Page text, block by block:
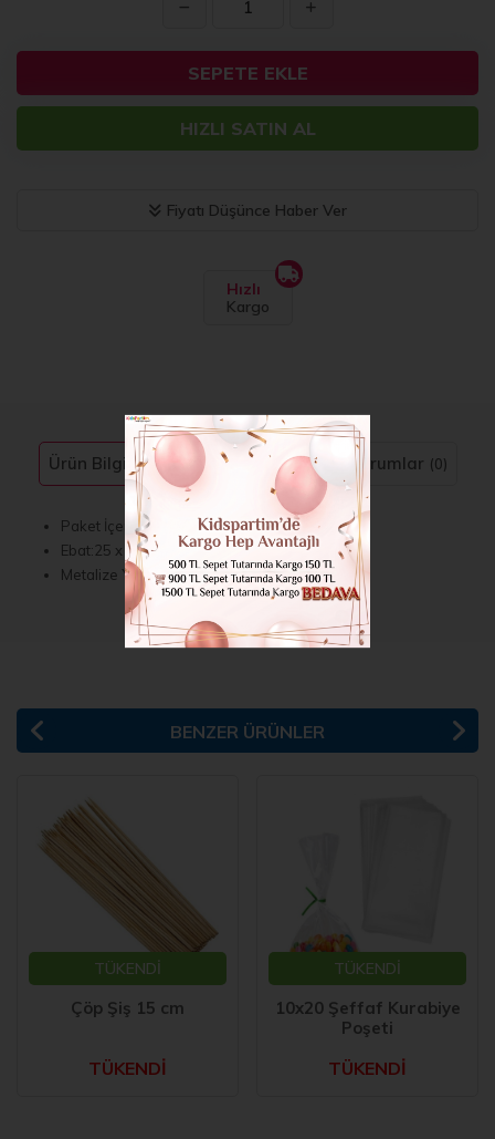
SEPETE EKLE
HIZLI SATIN AL
Fiyatı Düşünce Haber Ver
Hızlı
Kargo
Ürün Bilgisi Taksit Seçenekleri Yorumlar (0)
Paket İçerisinde 100 adet Bulunmaktadır.
Ebat:25 x 35 cm
Metalize Yapışkanlı
BENZER ÜRÜNLER
TÜKENDİ
Çöp Şiş 15 cm
TÜKENDİ
TÜKENDİ
10x20 Şeffaf Kurabiye
Poşeti
TÜKENDİ